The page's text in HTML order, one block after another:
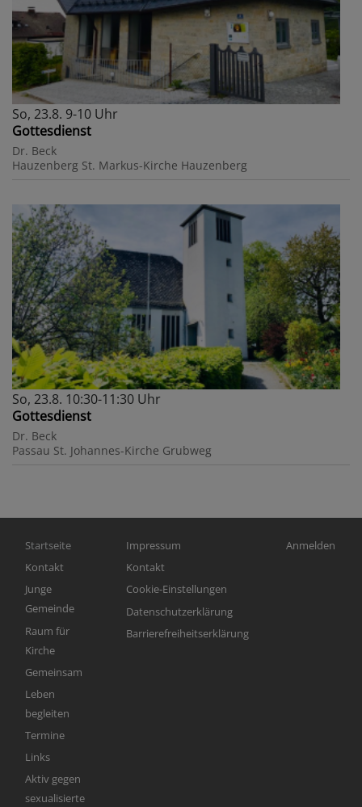
So, 23.8. 9-10 Uhr
Gottesdienst
Dr. Beck
Hauzenberg St. Markus-Kirche Hauzenberg
So, 23.8. 10:30-11:30 Uhr
Gottesdienst
Dr. Beck
Passau St. Johannes-Kirche Grubweg
Hauptnavigation
Startseite
Kontakt
Junge
Gemeinde
Raum für
Kirche
Gemeinsam
Leben
begleiten
Termine
Links
Aktiv gegen
sexualisierte
Fußbereichsmenü
Impressum
Kontakt
Cookie-Einstellungen
Datenschutzerklärung
Barrierefreiheitserklärung
Anmelden